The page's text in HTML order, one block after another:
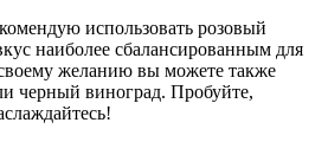
использовать розовый
наиболее сбалансированным для
желанию вы можете также
черный виноград. Пробуйте,